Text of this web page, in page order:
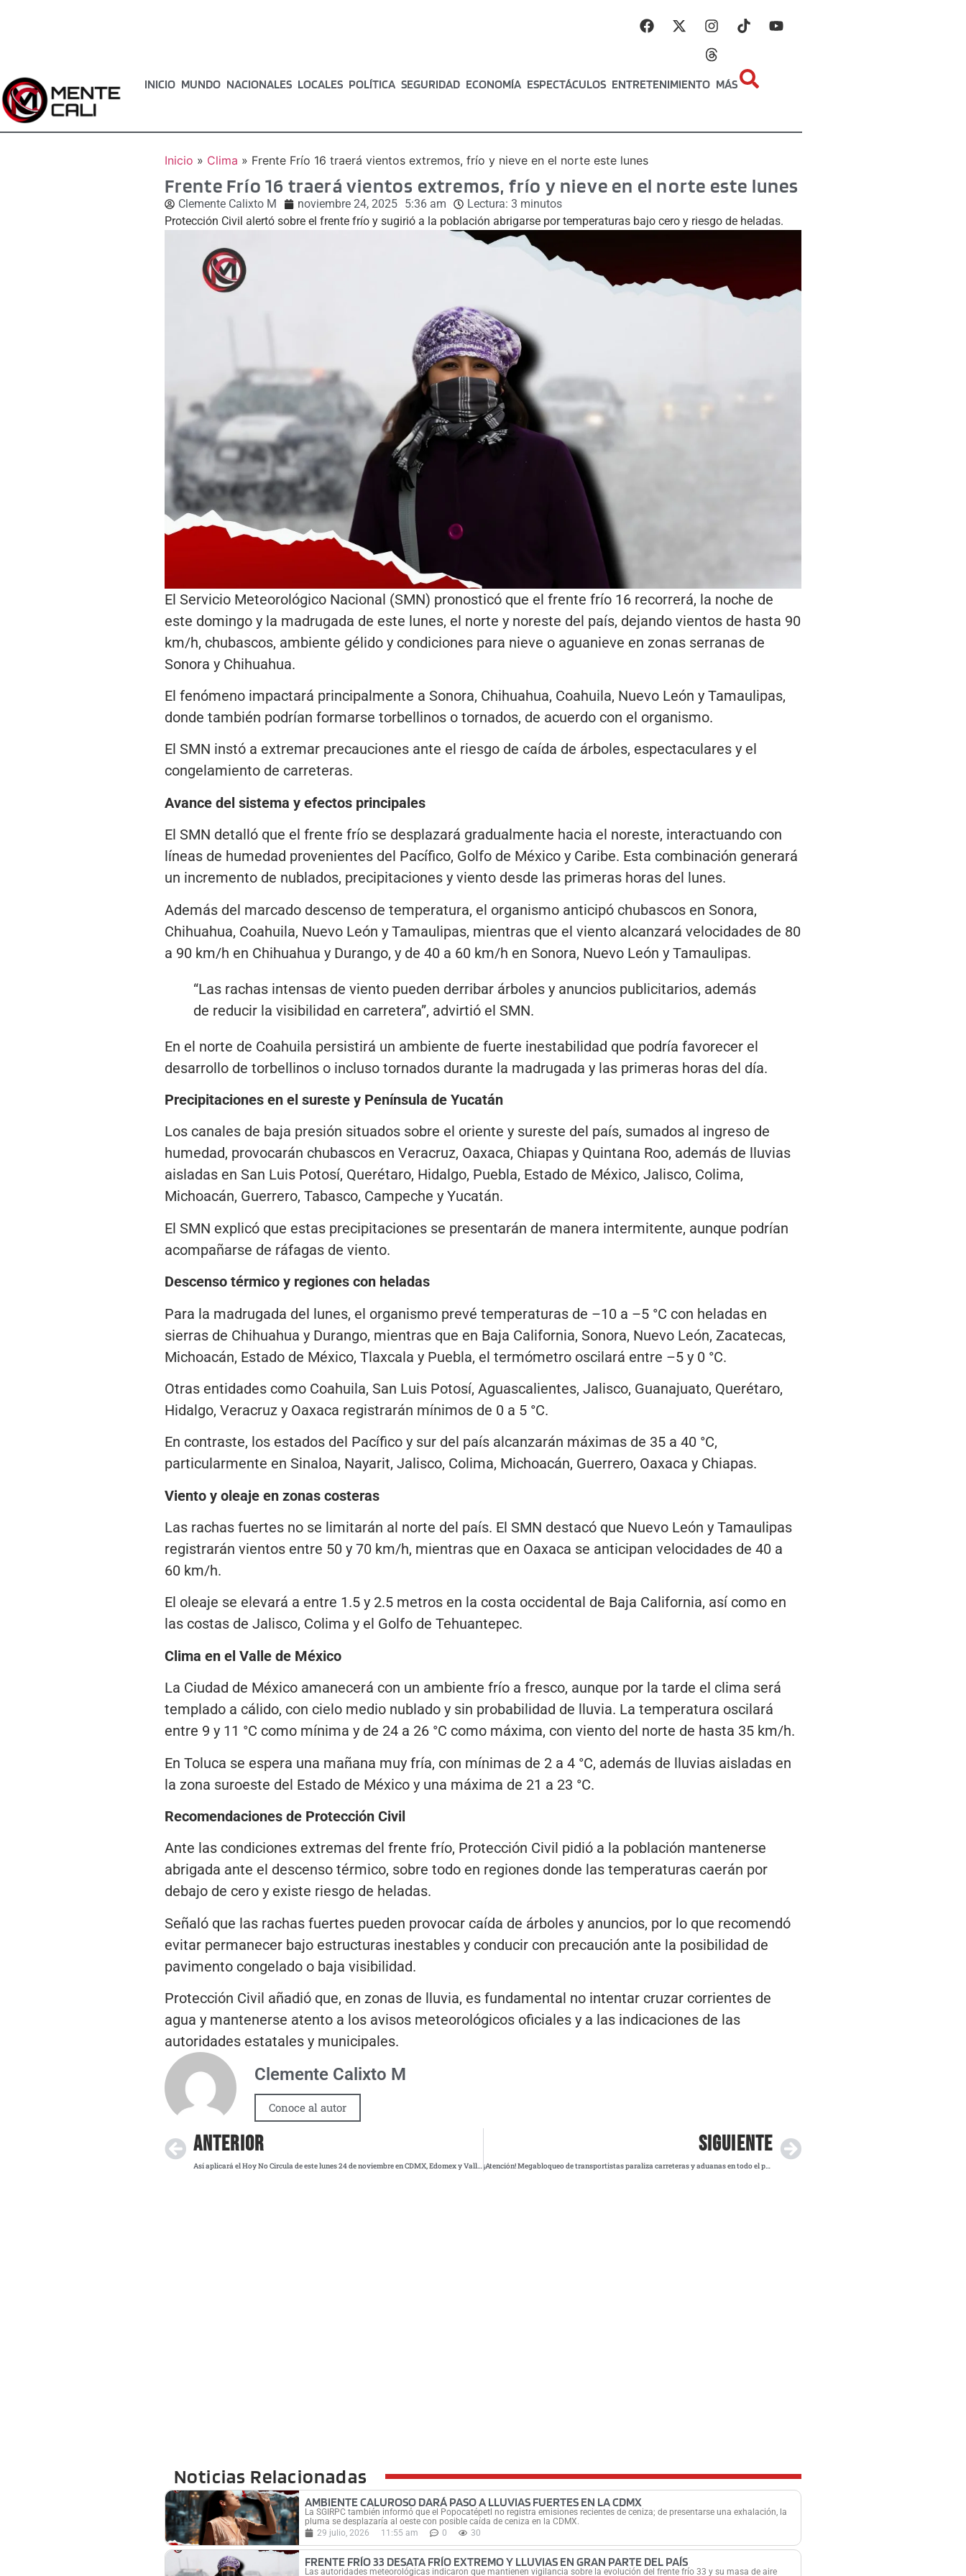
INICIO MUNDO NACIONALES LOCALES POLÍTICA SEGURIDAD ECONOMÍA ESPECTÁCULOS ENTRETENIMIENTO MÁS
Inicio » Clima » Frente Frío 16 traerá vientos extremos, frío y nieve en el norte este lunes
Frente Frío 16 traerá vientos extremos, frío y nieve en el norte este lunes
Clemente Calixto M noviembre 24, 2025 5:36 am Lectura: 3 minutos
Protección Civil alertó sobre el frente frío y sugirió a la población abrigarse por temperaturas bajo cero y riesgo de heladas.
El Servicio Meteorológico Nacional (SMN) pronosticó que el frente frío 16 recorrerá, la noche de
este domingo y la madrugada de este lunes, el norte y noreste del país, dejando vientos de hasta 90
km/h, chubascos, ambiente gélido y condiciones para nieve o aguanieve en zonas serranas de
Sonora y Chihuahua.
El fenómeno impactará principalmente a Sonora, Chihuahua, Coahuila, Nuevo León y Tamaulipas,
donde también podrían formarse torbellinos o tornados, de acuerdo con el organismo.
El SMN instó a extremar precauciones ante el riesgo de caída de árboles, espectaculares y el
congelamiento de carreteras.
Avance del sistema y efectos principales
El SMN detalló que el frente frío se desplazará gradualmente hacia el noreste, interactuando con
líneas de humedad provenientes del Pacífico, Golfo de México y Caribe. Esta combinación generará
un incremento de nublados, precipitaciones y viento desde las primeras horas del lunes.
Además del marcado descenso de temperatura, el organismo anticipó chubascos en Sonora,
Chihuahua, Coahuila, Nuevo León y Tamaulipas, mientras que el viento alcanzará velocidades de 80
a 90 km/h en Chihuahua y Durango, y de 40 a 60 km/h en Sonora, Nuevo León y Tamaulipas.
“Las rachas intensas de viento pueden derribar árboles y anuncios publicitarios, además
de reducir la visibilidad en carretera”, advirtió el SMN.
En el norte de Coahuila persistirá un ambiente de fuerte inestabilidad que podría favorecer el
desarrollo de torbellinos o incluso tornados durante la madrugada y las primeras horas del día.
Precipitaciones en el sureste y Península de Yucatán
Los canales de baja presión situados sobre el oriente y sureste del país, sumados al ingreso de
humedad, provocarán chubascos en Veracruz, Oaxaca, Chiapas y Quintana Roo, además de lluvias
aisladas en San Luis Potosí, Querétaro, Hidalgo, Puebla, Estado de México, Jalisco, Colima,
Michoacán, Guerrero, Tabasco, Campeche y Yucatán.
El SMN explicó que estas precipitaciones se presentarán de manera intermitente, aunque podrían
acompañarse de ráfagas de viento.
Descenso térmico y regiones con heladas
Para la madrugada del lunes, el organismo prevé temperaturas de –10 a –5 °C con heladas en
sierras de Chihuahua y Durango, mientras que en Baja California, Sonora, Nuevo León, Zacatecas,
Michoacán, Estado de México, Tlaxcala y Puebla, el termómetro oscilará entre –5 y 0 °C.
Otras entidades como Coahuila, San Luis Potosí, Aguascalientes, Jalisco, Guanajuato, Querétaro,
Hidalgo, Veracruz y Oaxaca registrarán mínimos de 0 a 5 °C.
En contraste, los estados del Pacífico y sur del país alcanzarán máximas de 35 a 40 °C,
particularmente en Sinaloa, Nayarit, Jalisco, Colima, Michoacán, Guerrero, Oaxaca y Chiapas.
Viento y oleaje en zonas costeras
Las rachas fuertes no se limitarán al norte del país. El SMN destacó que Nuevo León y Tamaulipas
registrarán vientos entre 50 y 70 km/h, mientras que en Oaxaca se anticipan velocidades de 40 a
60 km/h.
El oleaje se elevará a entre 1.5 y 2.5 metros en la costa occidental de Baja California, así como en
las costas de Jalisco, Colima y el Golfo de Tehuantepec.
Clima en el Valle de México
La Ciudad de México amanecerá con un ambiente frío a fresco, aunque por la tarde el clima será
templado a cálido, con cielo medio nublado y sin probabilidad de lluvia. La temperatura oscilará
entre 9 y 11 °C como mínima y de 24 a 26 °C como máxima, con viento del norte de hasta 35 km/h.
En Toluca se espera una mañana muy fría, con mínimas de 2 a 4 °C, además de lluvias aisladas en
la zona suroeste del Estado de México y una máxima de 21 a 23 °C.
Recomendaciones de Protección Civil
Ante las condiciones extremas del frente frío, Protección Civil pidió a la población mantenerse
abrigada ante el descenso térmico, sobre todo en regiones donde las temperaturas caerán por
debajo de cero y existe riesgo de heladas.
Señaló que las rachas fuertes pueden provocar caída de árboles y anuncios, por lo que recomendó
evitar permanecer bajo estructuras inestables y conducir con precaución ante la posibilidad de
pavimento congelado o baja visibilidad.
Protección Civil añadió que, en zonas de lluvia, es fundamental no intentar cruzar corrientes de
agua y mantenerse atento a los avisos meteorológicos oficiales y a las indicaciones de las
autoridades estatales y municipales.
Clemente Calixto M
Conoce al autor
ANTERIOR
Así aplicará el Hoy No Circula de este lunes 24 de noviembre en CDMX, Edomex y Valle de Toluca
SIGUIENTE
¡Atención! Megabloqueo de transportistas paraliza carreteras y aduanas en todo el país
Noticias Relacionadas
AMBIENTE CALUROSO DARÁ PASO A LLUVIAS FUERTES EN LA CDMX
La SGIRPC también informó que el Popocatépetl no registra emisiones recientes de ceniza; de presentarse una exhalación, la
pluma se desplazaría al oeste con posible caída de ceniza en la CDMX.
29 julio, 2026
11:55 am 0 30
FRENTE FRÍO 33 DESATA FRÍO EXTREMO Y LLUVIAS EN GRAN PARTE DEL PAÍS
Las autoridades meteorológicas indicaron que mantienen vigilancia sobre la evolución del frente frío 33 y su masa de aire